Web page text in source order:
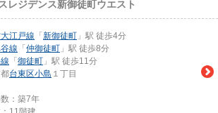
レジデンス新御徒町ウエスト
江戸線 「 新御徒町 」駅 徒歩4分
線 「 仲御徒町 」駅 徒歩8分
「 御徒町 」駅 徒歩11分
台東区小島 １丁目
：築7年